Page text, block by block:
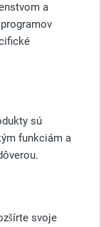
a
sú
funkciám a
svoje